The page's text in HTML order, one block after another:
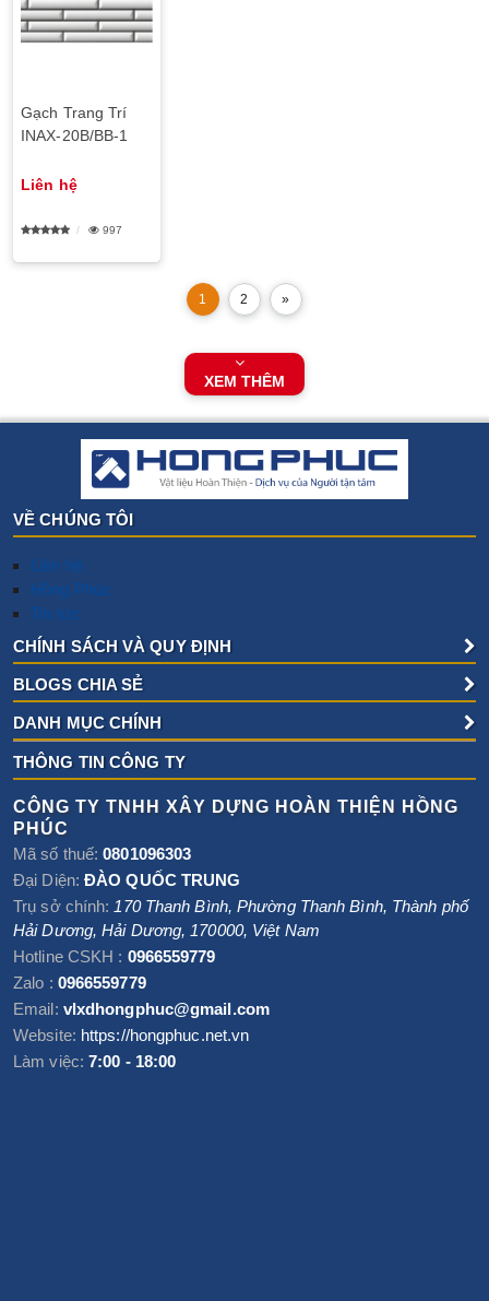
Gạch Trang Trí
INAX-20B/BB-1
Liên hệ
997
1 2 »
XEM THÊM
VỀ CHÚNG TÔI
Liên hệ
Hồng Phúc
Tin tức
CHÍNH SÁCH VÀ QUY ĐỊNH
BLOGS CHIA SẺ
DANH MỤC CHÍNH
THÔNG TIN CÔNG TY
CÔNG TY TNHH XÂY DỰNG HOÀN THIỆN HỒNG
PHÚC
Mã số thuế:0801096303
Đại Diện: ĐÀO QUỐC TRUNG
Trụ sở chính: 170 Thanh Bình, Phường Thanh Bình, Thành phố
Hải Dương,Hải Dương, 170000, Việt Nam
Hotline CSKH : 0966559779
Zalo : 0966559779
Email: vlxdhongphuc@gmail.com
Website: https://hongphuc.net.vn
Làm việc: 7:00 - 18:00